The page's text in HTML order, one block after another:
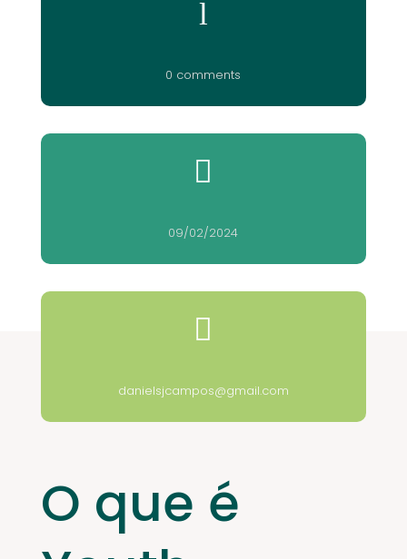
l
0 comments

09/02/2024

danielsjcampos@gmail.com
O que é